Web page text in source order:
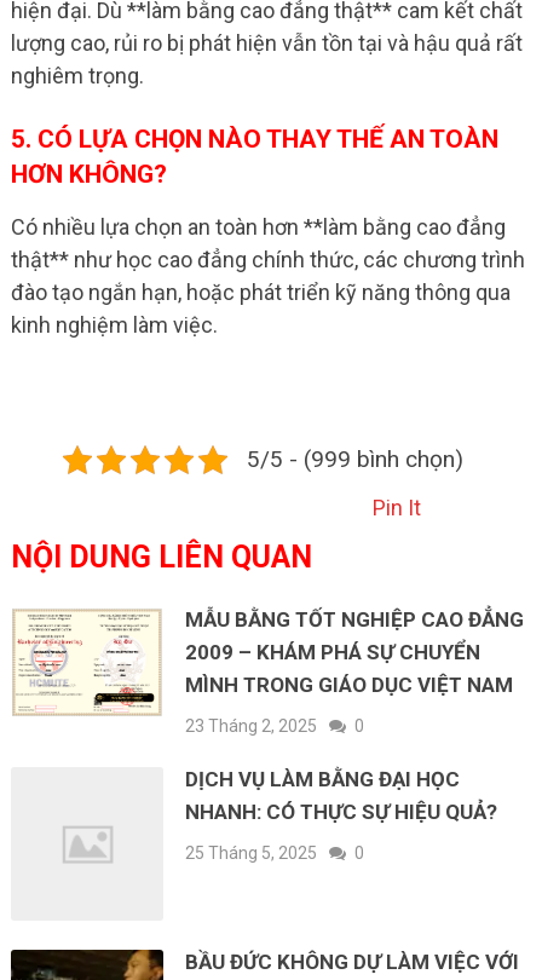
hiện đại. Dù **làm bằng cao đẳng thật** cam kết chất
lượng cao, rủi ro bị phát hiện vẫn tồn tại và hậu quả rất
nghiêm trọng.
5. CÓ LỰA CHỌN NÀO THAY THẾ AN TOÀN
HƠN KHÔNG?
Có nhiều lựa chọn an toàn hơn **làm bằng cao đẳng
thật** như học cao đẳng chính thức, các chương trình
đào tạo ngắn hạn, hoặc phát triển kỹ năng thông qua
kinh nghiệm làm việc.
5/5 - (999 bình chọn)
Pin It
NỘI DUNG LIÊN QUAN
MẪU BẰNG TỐT NGHIỆP CAO ĐẲNG
2009 – KHÁM PHÁ SỰ CHUYỂN
MÌNH TRONG GIÁO DỤC VIỆT NAM
23 Tháng 2, 2025 0
DỊCH VỤ LÀM BẰNG ĐẠI HỌC
NHANH: CÓ THỰC SỰ HIỆU QUẢ?
25 Tháng 5, 2025 0
BẦU ĐỨC KHÔNG DỰ LÀM VIỆC VỚI